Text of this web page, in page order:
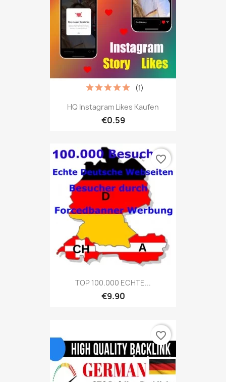
HQ Instagram Likes Kaufen
€0.59
(1)
TOP 100.000 ECHTE...
€9.90
favorite_border
favorite_border